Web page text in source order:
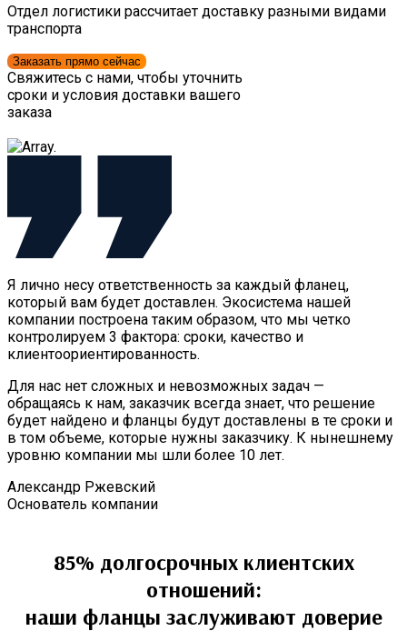
Отдел логистики рассчитает доставку разными видами
транспорта
Заказать прямо сейчас
Свяжитесь с нами, чтобы уточнить
сроки и условия доставки вашего
заказа
Я лично несу ответственность за каждый фланец,
который вам будет доставлен. Экосистема нашей
компании построена таким образом, что мы четко
контролируем 3 фактора: сроки, качество и
клиентоориентированность.
Для нас нет сложных и невозможных задач —
обращаясь к нам, заказчик всегда знает, что решение
будет найдено и фланцы будут доставлены в те сроки и
в том объеме, которые нужны заказчику. К нынешнему
уровню компании мы шли более 10 лет.
Александр Ржевский
Основатель компании
85% долгосрочных клиентских
отношений:
наши фланцы заслуживают доверие